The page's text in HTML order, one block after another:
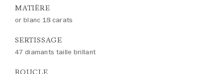
MATIÈRE
or blanc 18 carats
SERTISSAGE
47 diamants taille brillant
BOUCLE